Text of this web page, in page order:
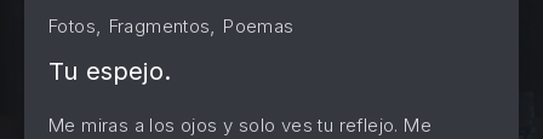
Fotos, Fragmentos, Poemas
Tu espejo.
Me miras a los ojos y solo ves tu reflejo. Me